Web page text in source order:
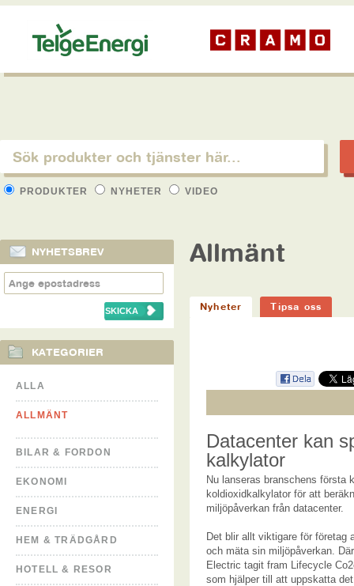
PRODUKTER NYHETER VIDEO
NYHETSBREV
KATEGORIER
ALLA
ALLMÄNT
BILAR & FORDON
EKONOMI
ENERGI
HEM & TRÄDGÅRD
HOTELL & RESOR
Allmänt
Nyheter Tipsa oss
Datacenter kan
kalkylator
Nu lanseras branschens första
koldioxidkalkylator för att
miljöpåverkan från datacenter.
Det blir allt viktigare för företag
och mäta sin miljöpåverkan.
Electric tagit fram Lifecycle
som hjälper till att uppskatta